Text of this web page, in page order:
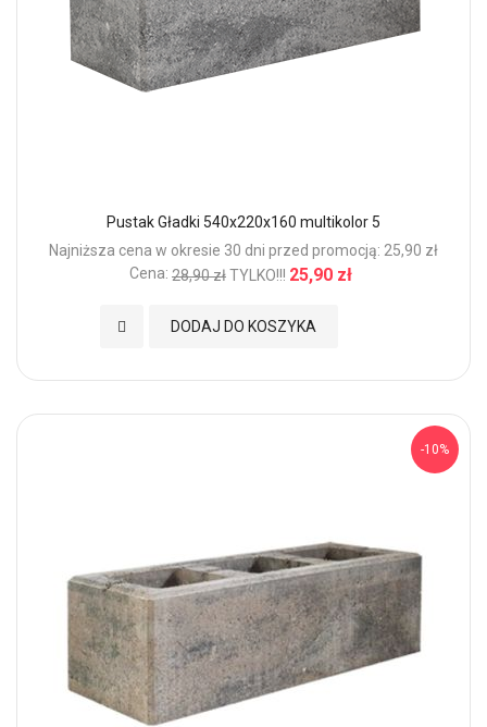
Pustak Gładki 540x220x160 multikolor 5
Najniższa cena w okresie 30 dni przed promocją: 25,90 zł
Cena: 28,90 złTYLKO!!! 25,90 zł
DODAJ DO KOSZYKA
Dodaj do Ulubionych
-10%